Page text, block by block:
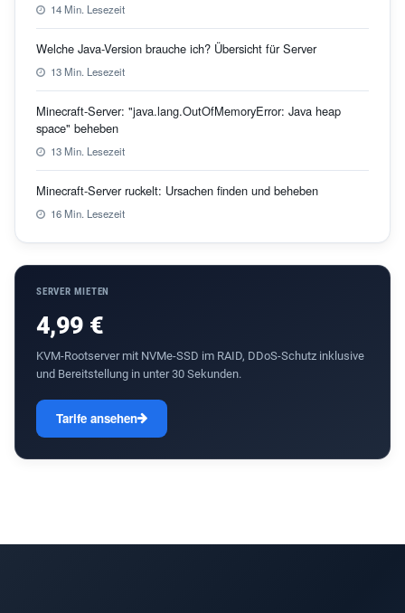
14 Min. Lesezeit
Welche Java-Version brauche ich? Übersicht für Server
13 Min. Lesezeit
Minecraft-Server: "java.lang.OutOfMemoryError: Java heap
space" beheben
13 Min. Lesezeit
Minecraft-Server ruckelt: Ursachen finden und beheben
16 Min. Lesezeit
SERVER MIETEN
4,99 €
KVM-Rootserver mit NVMe-SSD im RAID, DDoS-Schutz inklusive
und Bereitstellung in unter 30 Sekunden.
Tarife ansehen